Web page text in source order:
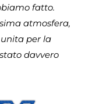
fatto.
atmosfera,
per la
davvero